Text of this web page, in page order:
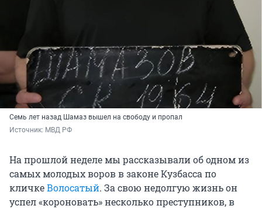
Семь лет назад Шамаз вышел на свободу и пропал
Источник: МВД РФ
На прошлой неделе мы рассказывали об одном из
самых молодых воров в законе Кузбасса по
кличкеВолосатый. За свою недолгую жизнь он
успел «короновать» несколько преступников, в